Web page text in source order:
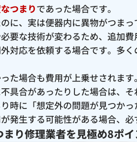
つまりであった場合です。
に、実は便器内に異物がつま
要な技術が変わるため、追加費
対応を依頼する場合です。多
た場合も費用が上乗せされま
具合があったりした場合は、
時に「想定外の問題が見つか
発生する可能性がある場合、
り修理業者を見極め8ポイ